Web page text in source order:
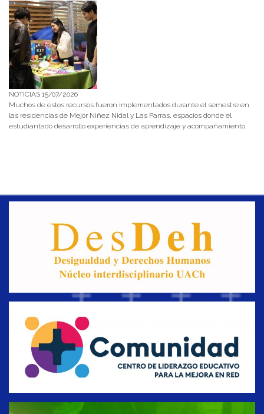
NOTICIAS 15/07/2026
Muchos de estos recursos fueron implementados durante el semestre en
las residencias de Mejor Niñez Nidal y Las Parras, espacios donde el
estudiantado desarrolló experiencias de aprendizaje y acompañamiento.